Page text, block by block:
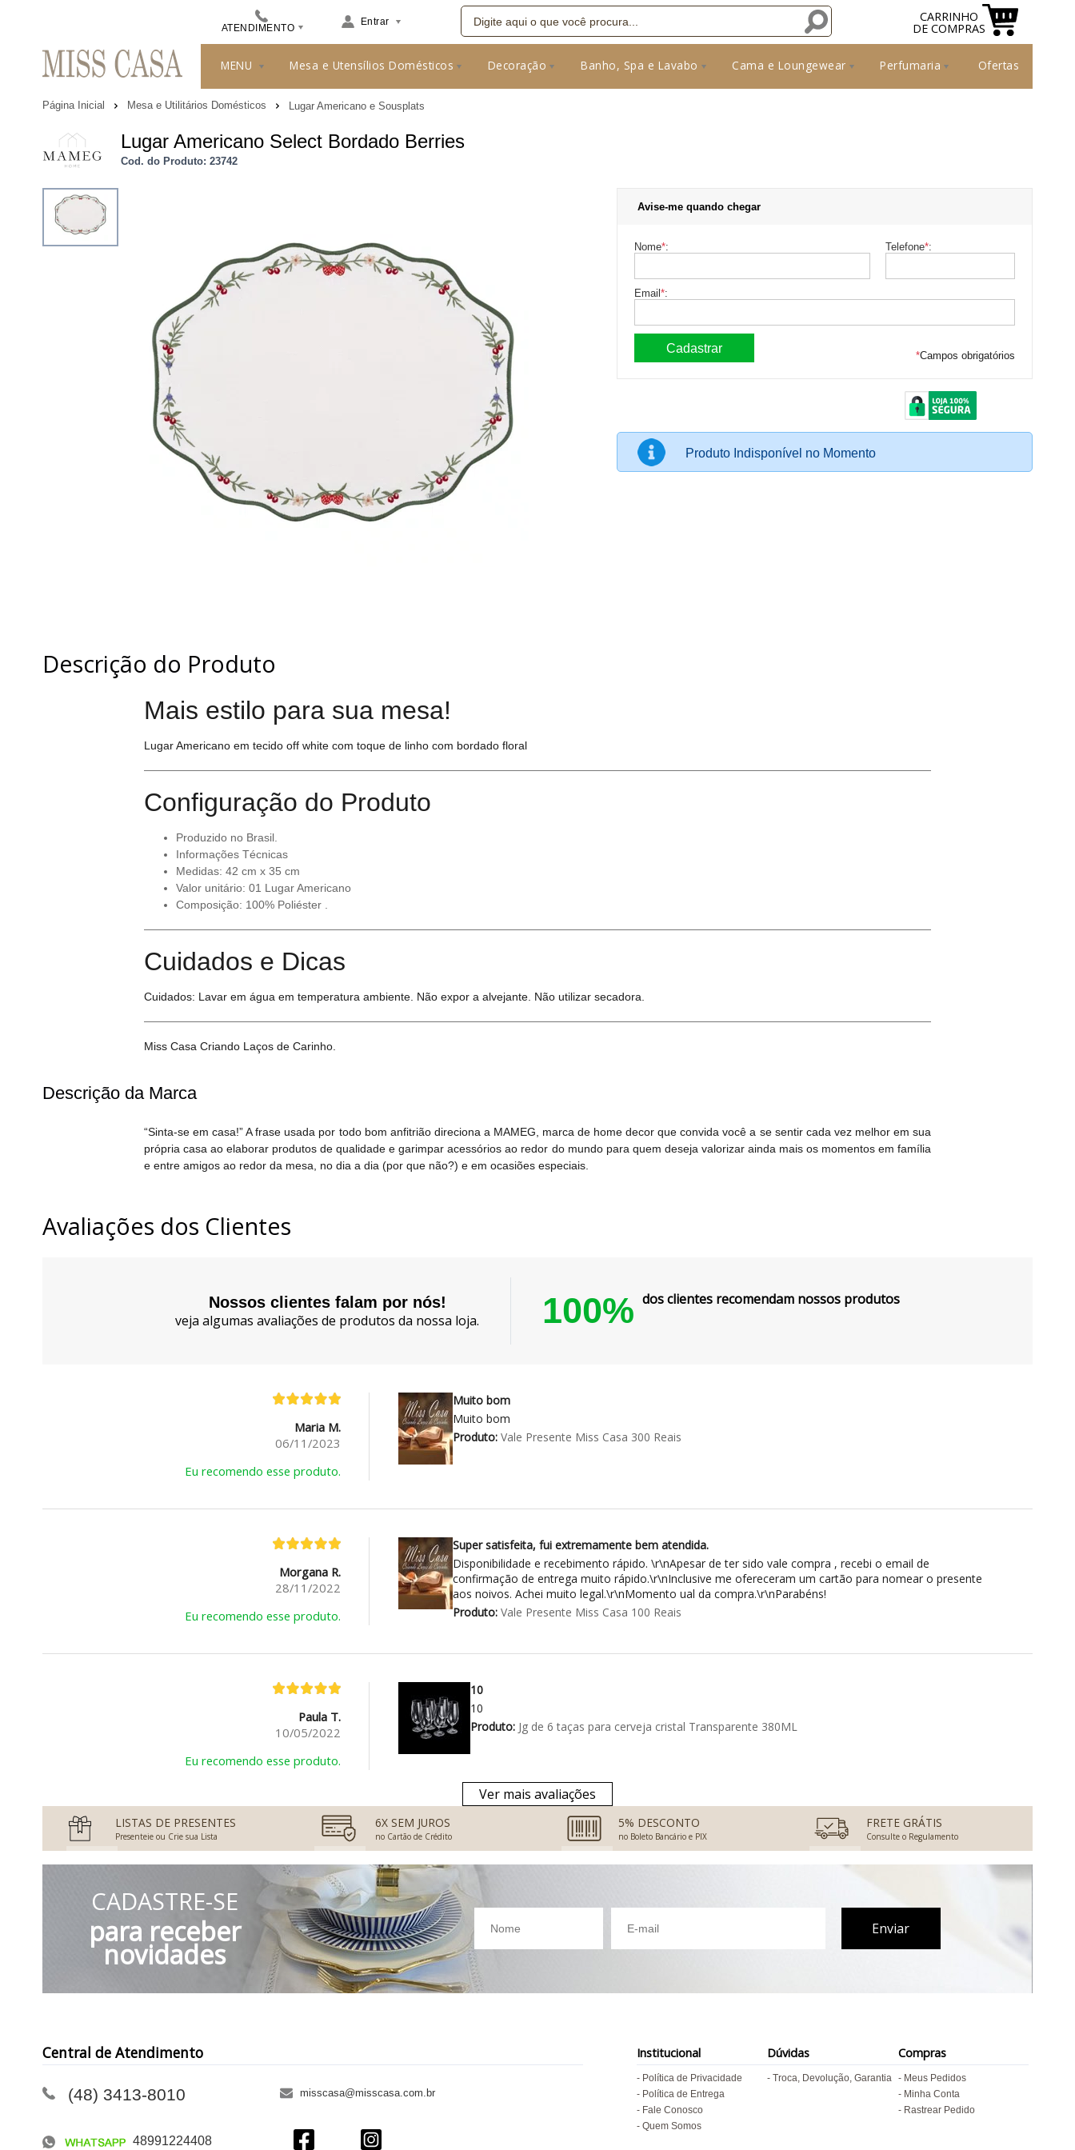
ATENDIMENTO
48991224408
Entrar CARRINHO
DE COMPRAS
MENU Mesa e Utensílios Domésticos Decoração Banho, Spa e Lavabo Cama e Loungewear Perfumaria Ofertas
Página Inicial Mesa e Utilitários Domésticos Lugar Americano e Sousplats
Lugar Americano Select Bordado Berries
Cod. do Produto: 23742
Avise-me quando chegar
Nome*: Telefone*:
Email *:
*Campos obrigatórios
Produto Indisponível no Momento
Descrição do Produto
Mais estilo para sua mesa!
Lugar Americano em tecido off white com toque de linho com bordado floral
Configuração do Produto
Produzido no Brasil.
Informações Técnicas
Medidas: 42 cm x 35 cm
Valor unitário: 01 Lugar Americano
Composição: 100% Poliéster .
Cuidados e Dicas
Cuidados: Lavar em água em temperatura ambiente. Não expor a alvejante. Não utilizar secadora.
Miss Casa Criando Laços de Carinho.
Descrição da Marca
“Sinta-se em casa!” A frase usada por todo bom anfitrião direciona a MAMEG, marca de home decor que convida você a se sentir cada vez melhor em sua
própria casa ao elaborar produtos de qualidade e garimpar acessórios ao redor do mundo para quem deseja valorizar ainda mais os momentos em família
e entre amigos ao redor da mesa, no dia a dia (por que não?) e em ocasiões especiais.
Avaliações dos Clientes
Nossos clientes falam por nós!
veja algumas avaliações de produtos da nossa loja.
100% dos clientes recomendam nossos produtos
Maria M.
06/11/2023
Eu recomendo esse produto.
Muito bom
Muito bom
Produto:Vale Presente Miss Casa 300 Reais
Morgana R.
28/11/2022
Eu recomendo esse produto.
Super satisfeita, fui extremamente bem atendida.
Disponibilidade e recebimento rápido. \r\nApesar de ter sido vale compra , recebi o email de
confirmação de entrega muito rápido.\r\nInclusive me ofereceram um cartão para nomear o presente
aos noivos. Achei muito legal.\r\nMomento ual da compra.\r\nParabéns!
Produto:Vale Presente Miss Casa 100 Reais
Paula T.
10/05/2022
Eu recomendo esse produto.
10
10
Produto:Jg de 6 taças para cerveja cristal Transparente 380ML
Ver mais avaliações
LISTAS DE PRESENTES
Presenteie ou Crie sua Lista
6X SEM JUROS
no Cartão de Crédito
5% DESCONTO
no Boleto Bancário e PIX
FRETE GRÁTIS
Consulte o Regulamento
CADASTRE-SE
para receber
novidades
Central de Atendimento
(48) 3413-8010 misscasa@misscasa.com.br
48991224408
Institucional
Política de Privacidade
Política de Entrega
Fale Conosco
Quem Somos
Dúvidas
Troca, Devolução, Garantia
Compras
Meus Pedidos
Minha Conta
Rastrear Pedido